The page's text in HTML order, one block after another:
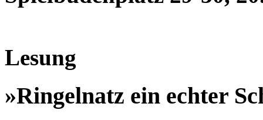
Lesung
»Ringelnatz ein echter